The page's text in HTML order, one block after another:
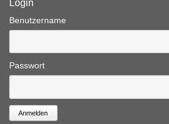
Login
Benutzername
Passwort
Anmelden